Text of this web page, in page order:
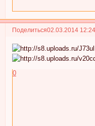
Поделиться02.03.2014
0